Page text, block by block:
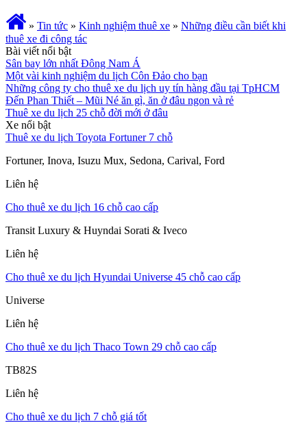
» Tin tức » Kinh nghiệm thuê xe » Những điều cần biết khi
thuê xe đi công tác
Bài viết nổi bật
Sân bay lớn nhất Đông Nam Á
Một vài kinh nghiệm du lịch Côn Đảo cho bạn
Những công ty cho thuê xe du lịch uy tín hàng đầu tại TpHCM
Đến Phan Thiết – Mũi Né ăn gì, ăn ở đâu ngon và rẻ
Thuê xe du lịch 25 chỗ đời mới ở đâu
Xe nổi bật
Thuê xe du lịch Toyota Fortuner 7 chỗ
Fortuner, Inova, Isuzu Mux, Sedona, Carival, Ford
Liên hệ
Cho thuê xe du lịch 16 chỗ cao cấp
Transit Luxury & Huyndai Sorati & Iveco
Liên hệ
Cho thuê xe du lịch Hyundai Universe 45 chỗ cao cấp
Universe
Liên hệ
Cho thuê xe du lịch Thaco Town 29 chỗ cao cấp
TB82S
Liên hệ
Cho thuê xe du lịch 7 chỗ giá tốt